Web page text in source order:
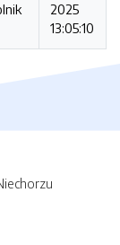
2025
13:05:10